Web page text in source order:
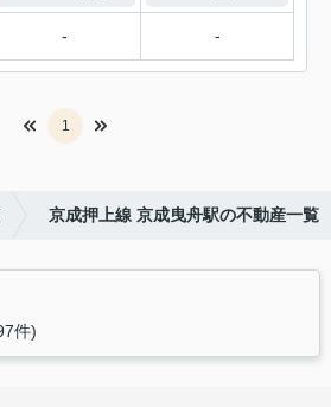
- -
1
京成押上線 京成曳舟駅の不動産一覧
件)